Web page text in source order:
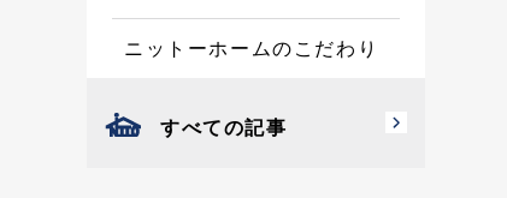
ニットーホームのこだわり
すべての記事